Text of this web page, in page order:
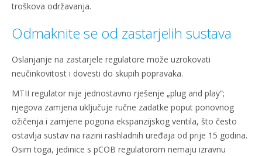
troškova održavanja.
Odmaknite se od zastarjelih sustava
Oslanjanje na zastarjele regulatore može uzrokovati
neučinkovitost i dovesti do skupih popravaka.
MTII regulator nije jednostavno rješenje „plug and play“;
njegova zamjena uključuje ručne zadatke poput ponovnog
ožičenja i zamjene pogona ekspanzijskog ventila, što često
ostavlja sustav na razini rashladnih uređaja od prije 15 godina.
Osim toga, jedinice s pCOB regulatorom nemaju izravnu